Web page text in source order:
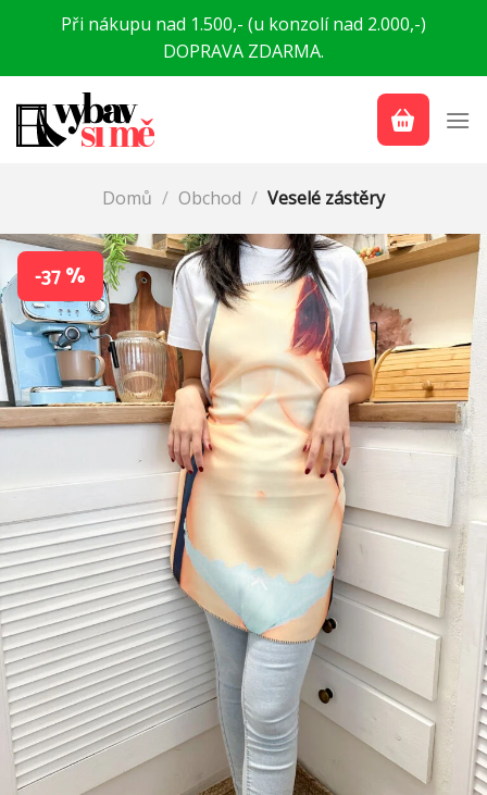
PřeskočitPři nákupu nad 1.500,- (u konzolí nad 2.000,-)
DOPRAVA ZDARMA.
Domů / Obchod / Veselé zástěry
-37 %